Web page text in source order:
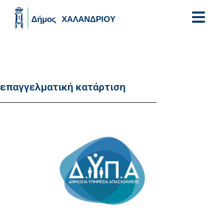
επαγγελματική κατάρτιση